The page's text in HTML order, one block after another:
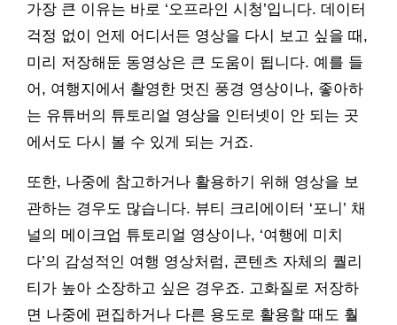
가장 큰 이유는 바로 ‘오프라인 시청’입니다. 데이터
걱정 없이 언제 어디서든 영상을 다시 보고 싶을 때,
미리 저장해둔 동영상은 큰 도움이 됩니다. 예를 들
어, 여행지에서 촬영한 멋진 풍경 영상이나, 좋아하
는 유튜버의 튜토리얼 영상을 인터넷이 안 되는 곳
에서도 다시 볼 수 있게 되는 거죠.
또한, 나중에 참고하거나 활용하기 위해 영상을 보
관하는 경우도 많습니다. 뷰티 크리에이터 ‘포니’ 채
널의 메이크업 튜토리얼 영상이나, ‘여행에 미치
다’의 감성적인 여행 영상처럼, 콘텐츠 자체의 퀄리
티가 높아 소장하고 싶은 경우죠. 고화질로 저장하
면 나중에 편집하거나 다른 용도로 활용할 때도 훨